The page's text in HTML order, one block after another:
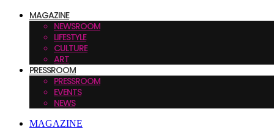
MAGAZINE
NEWSROOM
LIFESTYLE
CULTURE
ART
PRESSROOM
PRESSROOM
EVENTS
NEWS
MAGAZINE